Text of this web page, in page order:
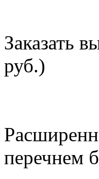
Заказать
руб.)
перечнем